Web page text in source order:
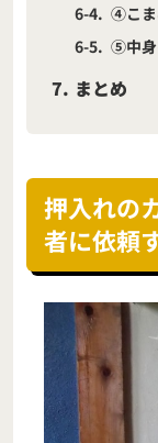
6-4 ④こま
6-5 ⑤中身
7 まとめ
押入れの
者に依頼